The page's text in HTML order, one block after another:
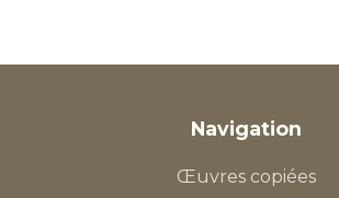
Navigation
Œuvres copiées